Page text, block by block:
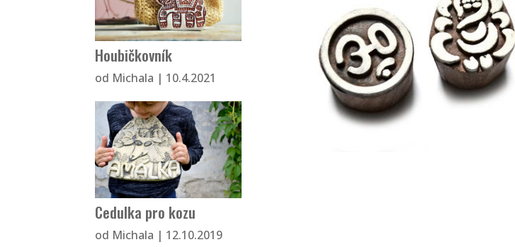
Houbičkovník
od Michala | 10.4.2021
Cedulka pro kozu
od Michala | 12.10.2019